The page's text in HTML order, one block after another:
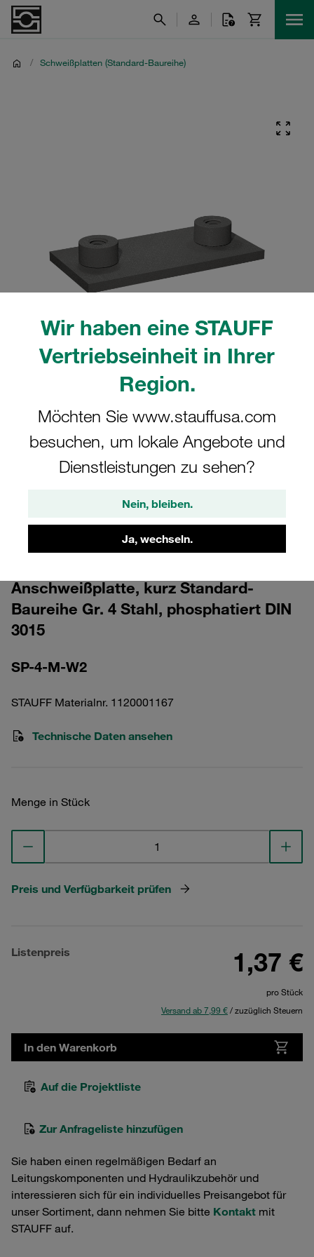
Wir haben eine STAUFF
Vertriebseinheit in Ihrer
Region.
Möchten Sie www.stauffusa.com
besuchen, um lokale Angebote und
Dienstleistungen zu sehen?
Nein, bleiben.
Ja, wechseln.
/ Schweißplatten (Standard-Baureihe)
CAD
um die CAD-Daten kostenlos herunterzuladen
Anschweißplatte, kurz Standard-
Baureihe Gr. 4 Stahl, phosphatiert DIN
3015
SP-4-M-W2
STAUFF Materialnr. 1120001167
Technische Daten ansehen
Menge in Stück
Preis und Verfügbarkeit prüfen
Listenpreis 1,37 €
pro Stück
Versand ab 7,99 €/ zuzüglich Steuern
In den Warenkorb
Auf die Projektliste
Zur Anfrageliste hinzufügen
Sie haben einen regelmäßigen Bedarf an
Leitungskomponenten und Hydraulikzubehör und
interessieren sich für ein individuelles Preisangebot für
unser Sortiment, dann nehmen Sie bitte Kontakt mit
STAUFF auf.